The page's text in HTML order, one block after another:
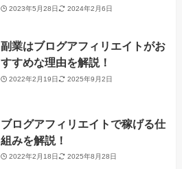
2023年5月28日 2024年2月6日
副業はブログアフィリエイトがお
すすめな理由を解説！
2022年2月19日 2025年9月2日
ブログアフィリエイトで稼げる仕
組みを解説！
2022年2月18日 2025年8月28日